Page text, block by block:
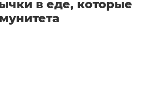
в еде, которые